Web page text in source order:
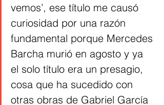
vemos’, ese título me causó
curiosidad por una razón
fundamental porque Mercedes
Barcha murió en agosto y ya
el solo título era un presagio,
cosa que ha sucedido con
otras obras de Gabriel García